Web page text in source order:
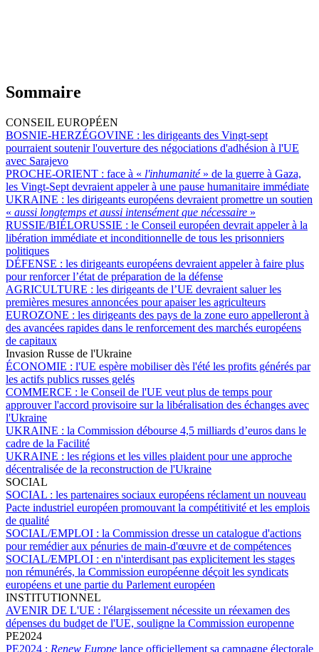
Sommaire
CONSEIL EUROPÉEN
BOSNIE-HERZÉGOVINE : les dirigeants des Vingt-sept
pourraient soutenir l'ouverture des négociations d'adhésion à l'UE
avec Sarajevo
PROCHE-ORIENT : face à « l'inhumanité » de la guerre à Gaza,
les Vingt-Sept devraient appeler à une pause humanitaire immédiate
UKRAINE : les dirigeants européens devraient promettre un soutien
« aussi longtemps et aussi intensément que nécessaire »
RUSSIE/BIÉLORUSSIE : le Conseil européen devrait appeler à la
libération immédiate et inconditionnelle de tous les prisonniers
politiques
DÉFENSE : les dirigeants européens devraient appeler à faire plus
pour renforcer l’état de préparation de la défense
AGRICULTURE : les dirigeants de l’UE devraient saluer les
premières mesures annoncées pour apaiser les agriculteurs
EUROZONE : les dirigeants des pays de la zone euro appelleront à
des avancées rapides dans le renforcement des marchés européens
de capitaux
Invasion Russe de l'Ukraine
ÉCONOMIE : l'UE espère mobiliser dès l'été les profits générés par
les actifs publics russes gelés
COMMERCE : le Conseil de l'UE veut plus de temps pour
approuver l'accord provisoire sur la libéralisation des échanges avec
l'Ukraine
UKRAINE : la Commission débourse 4,5 milliards d’euros dans le
cadre de la Facilité
UKRAINE : les régions et les villes plaident pour une approche
décentralisée de la reconstruction de l'Ukraine
SOCIAL
SOCIAL : les partenaires sociaux européens réclament un nouveau
Pacte industriel européen promouvant la compétitivité et les emplois
de qualité
SOCIAL/EMPLOI : la Commission dresse un catalogue d'actions
pour remédier aux pénuries de main-d'œuvre et de compétences
SOCIAL/EMPLOI : en n'interdisant pas explicitement les stages
non rémunérés, la Commission européenne déçoit les syndicats
européens et une partie du Parlement européen
INSTITUTIONNEL
AVENIR DE L'UE : l'élargissement nécessite un réexamen des
dépenses du budget de l'UE, souligne la Commission europenne
PE2024
PE2024 : Renew Europe lance officiellement sa campagne électorale